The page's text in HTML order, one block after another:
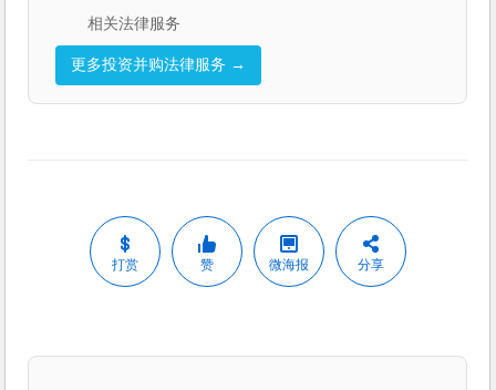
相关法律服务
更多投资并购法律服务 →
打赏 赞 微海报 分享